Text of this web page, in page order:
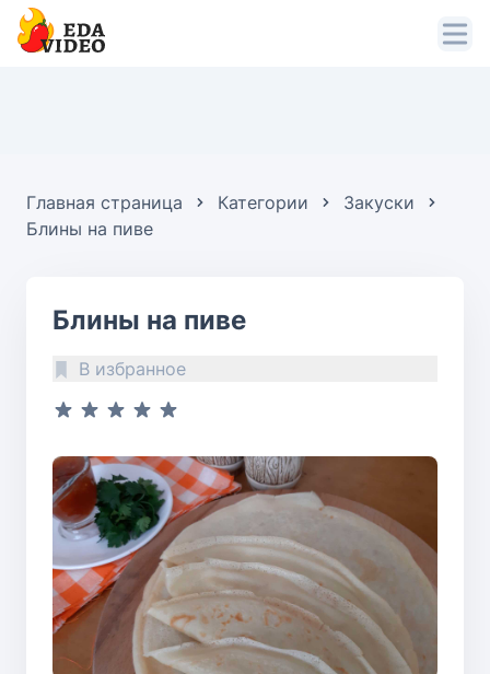
Главная страница Категории
Закуски
Блины на пиве
Блины на пиве
В избранное